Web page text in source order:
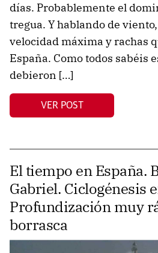
días. Probablemente el
tregua. Y hablando de
velocidad máxima y rachas
España. Como todos sabéis
debieron […]
VER POST
El tiempo en España.
Gabriel. Ciclogénesis
Profundización muy
borrasca